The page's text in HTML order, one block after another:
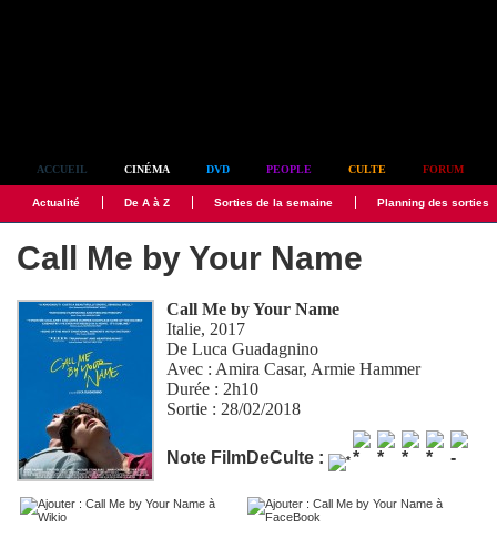
ACCUEIL CINÉMA DVD PEOPLE CULTE FORUM
Actualité De A à Z Sorties de la semaine Planning des sorties
Call Me by Your Name
Call Me by Your Name
Italie, 2017
DeLuca Guadagnino
Avec : Amira Casar, Armie Hammer
Durée : 2h10
Sortie : 28/02/2018
Note FilmDeCulte :